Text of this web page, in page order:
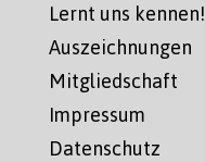
Lernt uns kennen!
Auszeichnungen
Mitgliedschaft
Impressum
Datenschutz